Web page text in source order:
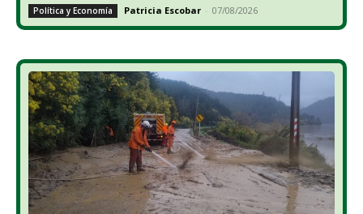
Política y Economía Patricia Escobar - 07/08/2026